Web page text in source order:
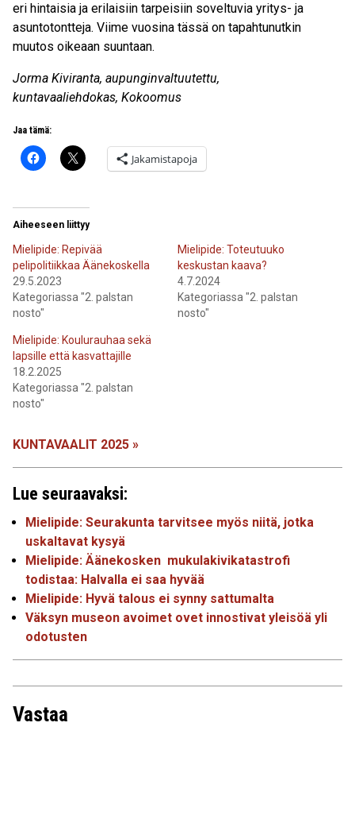
eri hintaisia ja erilaisiin tarpeisiin soveltuvia yritys- ja
asuntotontteja. Viime vuosina tässä on tapahtunutkin
muutos oikeaan suuntaan.
Jorma Kiviranta, aupunginvaltuutettu,
kuntavaaliehdokas, Kokoomus
Jaa tämä:
Jakamistapoja
Aiheeseen liittyy
Mielipide: Repivää
pelipolitiikkaa Äänekoskella
29.5.2023
Kategoriassa "2. palstan
nosto"
Mielipide: Toteutuuko
keskustan kaava?
4.7.2024
Kategoriassa "2. palstan
nosto"
Mielipide: Koulurauhaa sekä
lapsille että kasvattajille
18.2.2025
Kategoriassa "2. palstan
nosto"
KUNTAVAALIT 2025 »
Lue seuraavaksi:
Mielipide: Seurakunta tarvitsee myös niitä, jotka
uskaltavat kysyä
Mielipide: Äänekosken mukulakivikatastrofi
todistaa: Halvalla ei saa hyvää
Mielipide: Hyvä talous ei synny sattumalta
Väksyn museon avoimet ovet innostivat yleisöä yli
odotusten
Vastaa